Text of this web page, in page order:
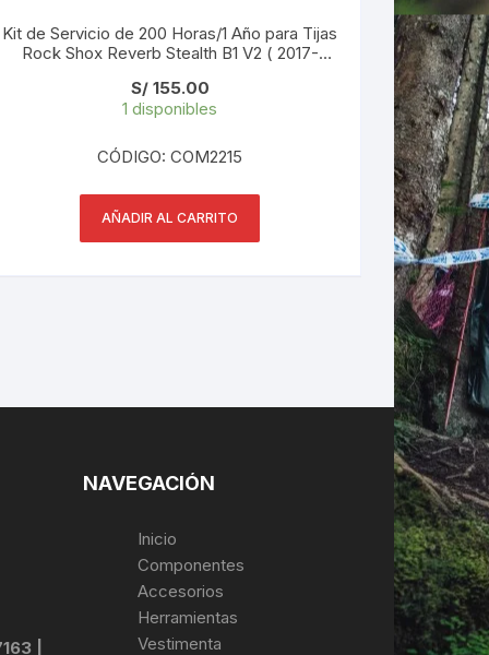
Kit de Servicio de 200 Horas/1 Año para Tijas
Rock Shox Reverb Stealth B1 V2 ( 2017-
S/155.00
1 disponibles
CÓDIGO: COM2215
AÑADIR AL CARRITO
|
NAVEGACIÓN
Inicio
Componentes
Accesorios
Herramientas
Vestimenta